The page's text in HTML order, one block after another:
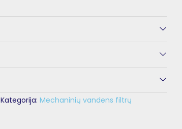
Kategorija: Mechaninių vandens filtrų